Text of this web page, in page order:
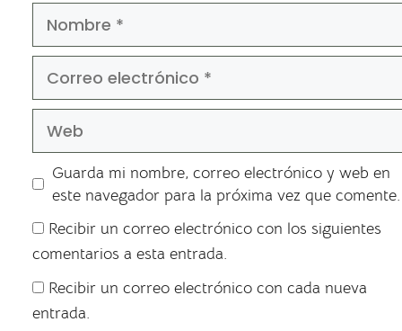
Guarda mi nombre, correo electrónico y web en
este navegador para la próxima vez que comente.
Recibir un correo electrónico con los siguientes
comentarios a esta entrada.
Recibir un correo electrónico con cada nueva
entrada.